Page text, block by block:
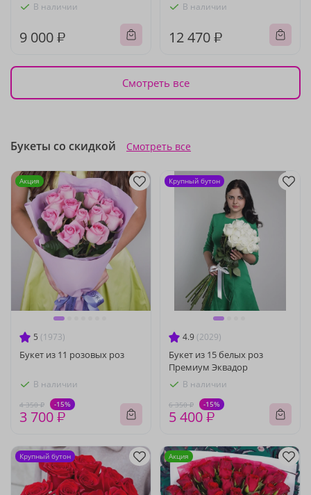
В наличии
9 000 ₽
В наличии
12 470 ₽
Смотреть все
Букеты со скидкой Смотреть все
5 (1973)
Букет из 11 розовых роз
В наличии
4 350 ₽ -15%
3 700 ₽
Акция
4.9 (2029)
Букет из 15 белых роз
Премиум Эквадор
В наличии
6 350 ₽ -15%
5 400 ₽
Крупный бутон
Крупный бутон Акция